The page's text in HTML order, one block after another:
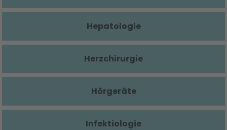
Hepatologie
Herzchirurgie
Hörgeräte
Infektiologie